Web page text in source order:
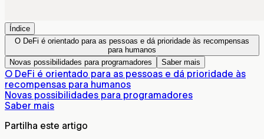
Índice
O DeFi é orientado para as pessoas e dá prioridade às recompensas
para humanos
Novas possibilidades para programadores
Saber mais
O DeFi é orientado para as pessoas e dá prioridade às
recompensas para humanos
Novas possibilidades para programadores
Saber mais
Partilha este artigo